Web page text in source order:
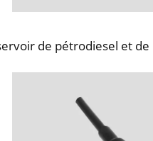
de pétrodiesel et de